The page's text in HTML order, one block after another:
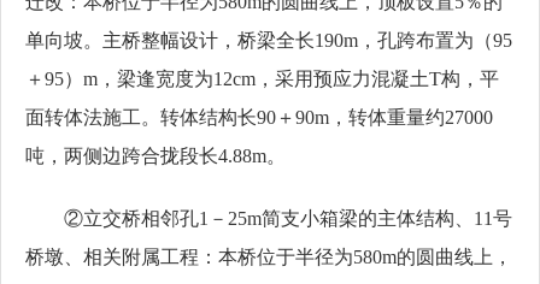
单向坡。主桥整幅设计，桥梁全长190m，孔跨布置为（95
＋95）m，梁逢宽度为12cm，采用预应力混凝土T构，平
面转体法施工。转体结构长90＋90m，转体重量约27000
吨，两侧边跨合拢段长4.88m。
②立交桥相邻孔1－25m简支小箱梁的主体结构、11号
桥墩、相关附属工程：本桥位于半径为580m的圆曲线上，